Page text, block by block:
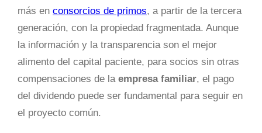
más en consorcios de primos, a partir de la tercera
generación, con la propiedad fragmentada. Aunque
la información y la transparencia son el mejor
alimento del capital paciente, para socios sin otras
compensaciones de la empresa familiar, el pago
del dividendo puede ser fundamental para seguir en
el proyecto común.